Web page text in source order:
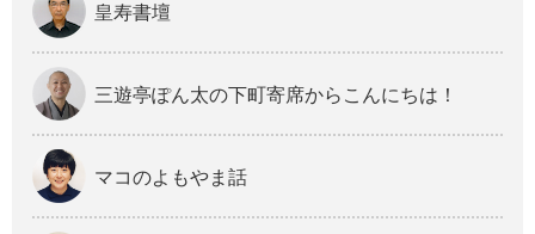
皇寿書壇
三遊亭ぽん太の下町寄席からこんにちは！
マコのよもやま話